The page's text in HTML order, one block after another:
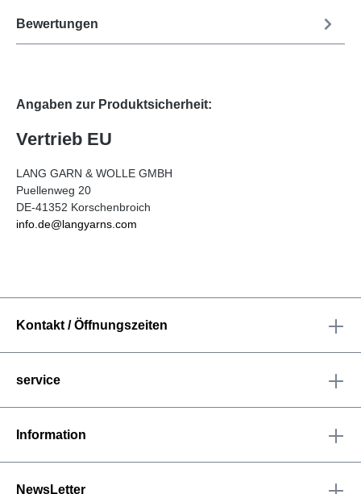
Bewertungen
Angaben zur Produktsicherheit:
Vertrieb EU
LANG GARN & WOLLE GMBH
Puellenweg 20
DE-41352 Korschenbroich
info.de@langyarns.com
Kontakt / Öffnungszeiten
service
Information
NewsLetter